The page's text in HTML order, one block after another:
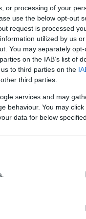
or processing of your
use the below opt-out
request is processed
utilized by us
You may separately
on the IAB’s list of
to third parties on the
third parties.
services and may
behaviour. You may
data for below
Link másolása
és
az
díjat a